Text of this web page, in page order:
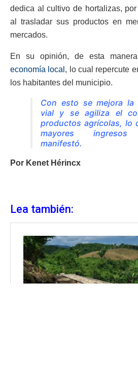
dedica al cultivo de hortalizas,
al trasladar sus productos en
mercados.
En su opinión, de esta
economía local , lo cual repercute
los habitantes del municipio.
Con esto se mejora la
vial y se agiliza el
productos agrícolas, lo
mayores ingresos
manifestó.
Por Kenet Hérincx
Lea también: